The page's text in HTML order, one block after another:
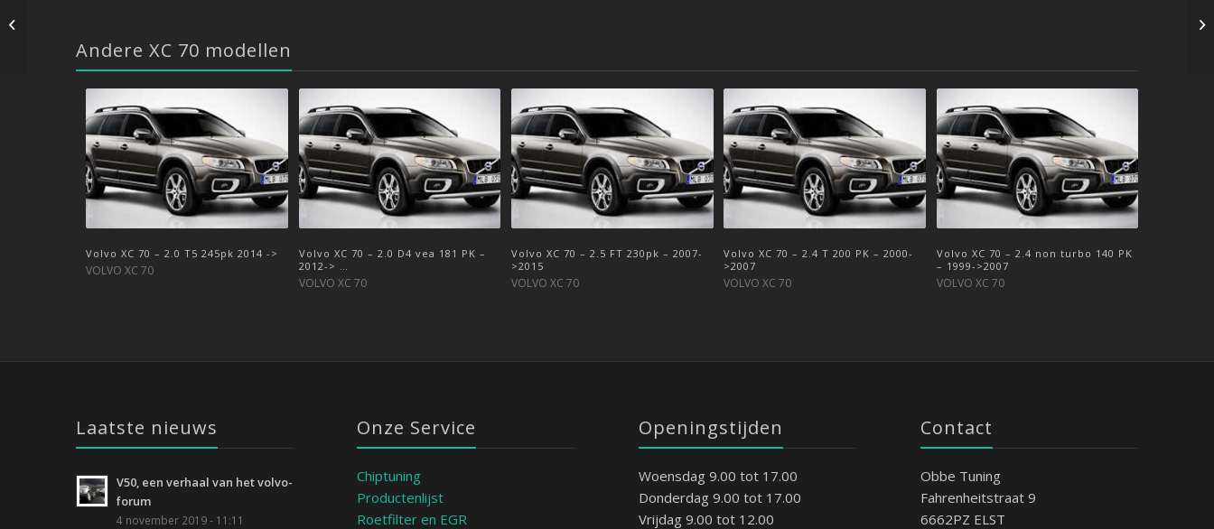
Andere XC 70 modellen
Volvo XC 70 – 2.0 T5 245pk 2014 ->
VOLVO XC 70
Volvo XC 70 – 2.0 D4 vea 181 PK –
2012-> …
VOLVO XC 70
Volvo XC 70 – 2.5 FT 230pk – 2007-
>2015
VOLVO XC 70
Volvo XC 70 – 2.4 T 200 PK – 2000-
>2007
VOLVO XC 70
Volvo XC 70 – 2.4 non turbo 140 PK
– 1999->2007
VOLVO XC 70
Laatste nieuws
V50, een verhaal van het volvo-
forum
4 november 2019 - 11:11
Onze Service
Chiptuning
Productenlijst
Roetfilter en EGR
Openingstijden
Woensdag 9.00 tot 17.00
Donderdag 9.00 tot 17.00
Vrijdag 9.00 tot 12.00
Contact
Obbe Tuning
Fahrenheitstraat 9
6662PZ ELST